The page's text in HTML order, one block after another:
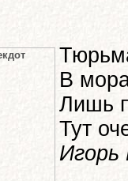
В
Лишь
Тут
Игорь